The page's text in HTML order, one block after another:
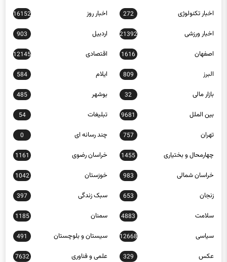
اخبار تکنولوژی 272 اخبار روز 16152
اخبار ورزشی 21392 اردبیل 903
اصفهان 1616 اقتصادی 12145
البرز 809 ایلام 584
بازار مالی 32 بوشهر 485
بین الملل 9681 تبلیغات 54
تهران 757 چند رسانه ای 0
چهارمحال و بختیاری 1455 خراسان رضوی 1161
خراسان شمالی 983 خوزستان 1042
زنجان 653 سبک زندگی 397
سلامت 4883 سمنان 1185
سیاسی 12668 سیستان و بلوچستان 491
عکس 329 علمی و فناوری 7632